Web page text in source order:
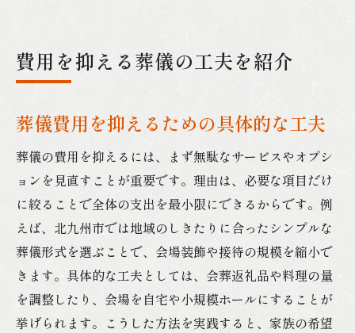
費用を抑える葬儀の工夫を紹介
葬儀費用を抑えるための具体的な工夫
葬儀の費用を抑えるには、まず無駄なサービスやオプシ
ョンを見直すことが重要です。理由は、必要な項目だけ
に絞ることで全体の支出を最小限にできるからです。例
えば、北九州市では地域のしきたりに合ったシンプルな
葬儀形式を選ぶことで、会場装飾や接待の規模を縮小で
きます。具体的な工夫としては、会葬返礼品や料理の量
を調整したり、会場を自宅や小規模ホールにすることが
挙げられます。こうした方法を実践すると、家族の希望